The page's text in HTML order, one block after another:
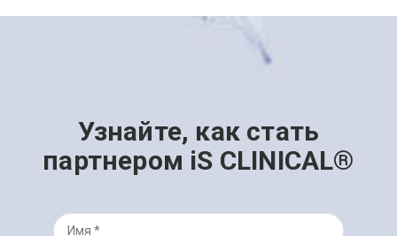
Узнайте, как стать
партнером iS CLINICAL®